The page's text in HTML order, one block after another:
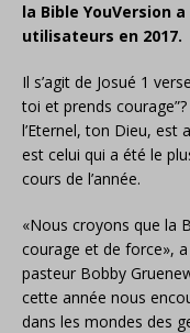
la Bible YouVersion
utilisateurs en 2017.
Il s’agit de Josué 1
toi et prends
l’Eternel, ton Dieu, est
est celui qui a été le
cours de l’année.
«Nous croyons que la
courage et de force»,
pasteur Bobby
cette année nous
dans les mondes des